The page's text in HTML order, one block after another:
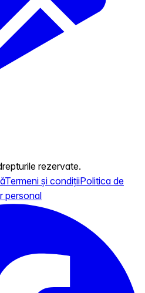
rezervate.
Termeni și condițiiPolitica de
personal